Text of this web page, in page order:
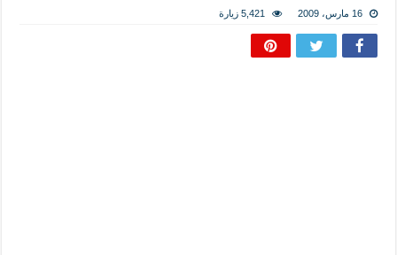
16 مارس، 2009 5,421 زيارة